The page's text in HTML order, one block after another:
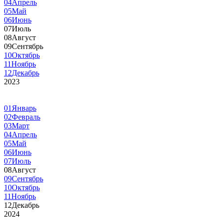
04Апрель
05Май
06Июнь
07Июль
08Август
09Сентябрь
10Октябрь
11Ноябрь
12Декабрь
2023
01 Январь
02Февраль
03Март
04Апрель
05Май
06Июнь
07Июль
08Август
09Сентябрь
10Октябрь
11Ноябрь
12Декабрь
2024